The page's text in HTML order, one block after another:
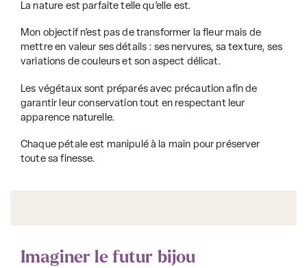
La nature est parfaite telle qu’elle est.
Mon objectif n’est pas de transformer la fleur mais de
mettre en valeur ses détails : ses nervures, sa texture, ses
variations de couleurs et son aspect délicat.
Les végétaux sont préparés avec précaution afin de
garantir leur conservation tout en respectant leur
apparence naturelle.
Chaque pétale est manipulé à la main pour préserver
toute sa finesse.
Imaginer le futur bijou